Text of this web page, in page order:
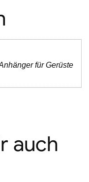
für Gerüste
auch